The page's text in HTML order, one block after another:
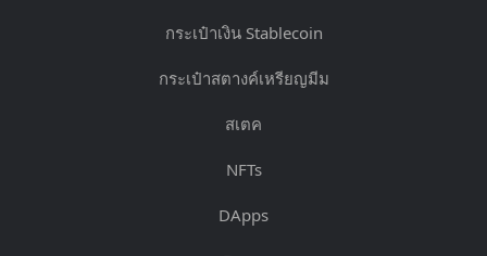
กระเป๋าเงิน Stablecoin
กระเป๋าสตางค์เหรียญมีม
สเตค
NFTs
DApps